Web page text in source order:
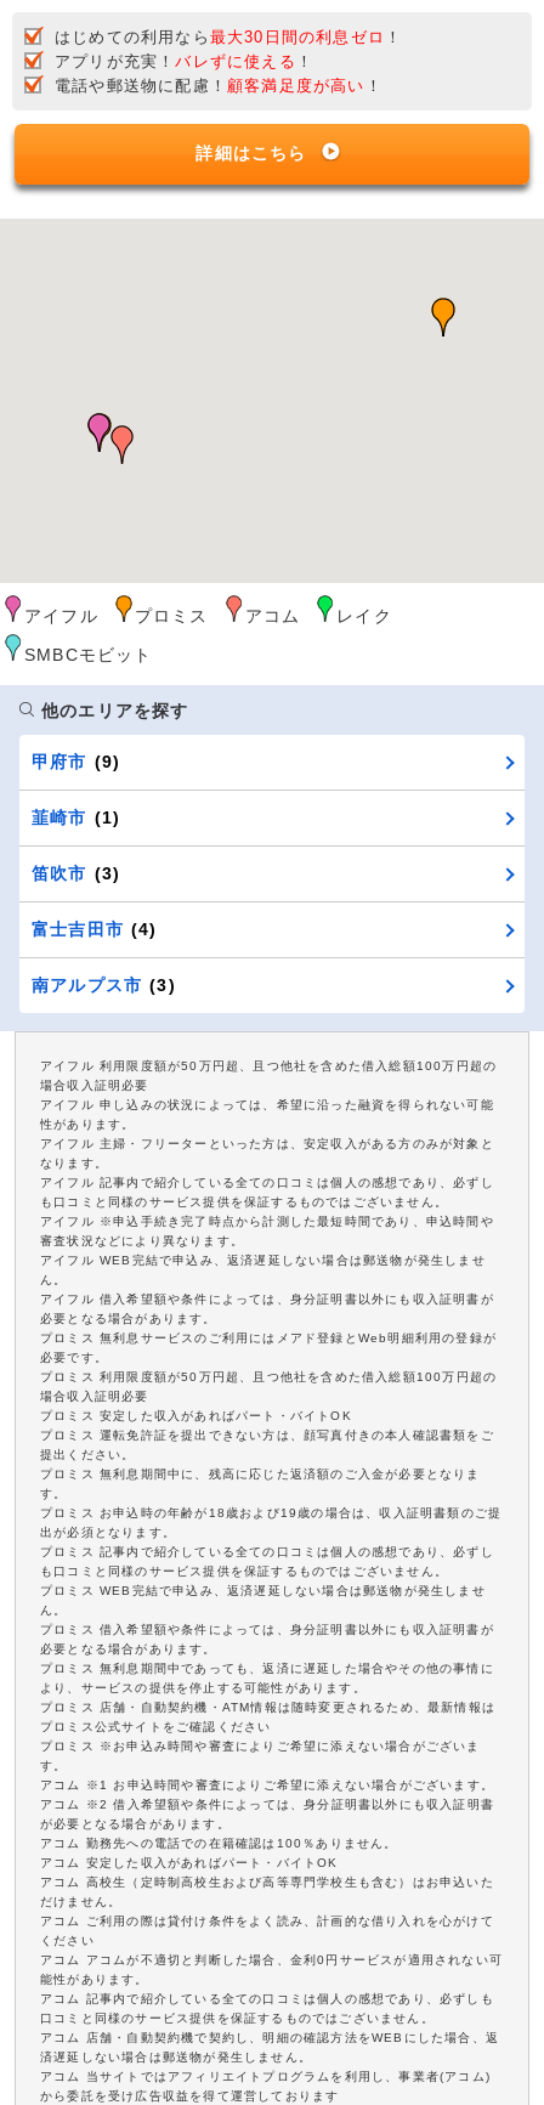
はじめての利用なら 最大30日間の利息ゼロ ！
アプリが充実！バレずに使える ！
電話や郵送物に配慮！ 顧客満足度が高い ！
詳細はこちら
アイフル プロミス アコム
レイク
SMBCモビット
他のエリアを探す
甲府市 (9)
韮崎市 (1)
笛吹市 (3)
富士吉田市 (4)
南アルプス市 (3)
アイフル 利用限度額が50万円超、且つ他社を含めた借入総額100万円超の
場合収入証明必要
アイフル 申し込みの状況によっては、希望に沿った融資を得られない可能
性があります。
アイフル 主婦・フリーターといった方は、安定収入がある方のみが対象と
なります。
アイフル 記事内で紹介している全ての口コミは個人の感想であり、必ずし
も口コミと同様のサービス提供を保証するものではございません。
アイフル ※申込手続き完了時点から計測した最短時間であり、申込時間や
審査状況などにより異なります。
アイフル WEB完結で申込み、返済遅延しない場合は郵送物が発生しませ
ん。
アイフル 借入希望額や条件によっては、身分証明書以外にも収入証明書が
必要となる場合があります。
プロミス 無利息サービスのご利用にはメアド登録とWeb明細利用の登録が
必要です。
プロミス 利用限度額が50万円超、且つ他社を含めた借入総額100万円超の
場合収入証明必要
プロミス 安定した収入があればパート・バイトOK
プロミス 運転免許証を提出できない方は、顔写真付きの本人確認書類をご
提出ください。
プロミス 無利息期間中に、残高に応じた返済額のご入金が必要となりま
す。
プロミス お申込時の年齢が18歳および19歳の場合は、収入証明書類のご提
出が必須となります。
プロミス 記事内で紹介している全ての口コミは個人の感想であり、必ずし
も口コミと同様のサービス提供を保証するものではございません。
プロミス WEB完結で申込み、返済遅延しない場合は郵送物が発生しませ
ん。
プロミス 借入希望額や条件によっては、身分証明書以外にも収入証明書が
必要となる場合があります。
プロミス 無利息期間中であっても、返済に遅延した場合やその他の事情に
より、サービスの提供を停止する可能性があります。
プロミス 店舗・自動契約機・ATM情報は随時変更されるため、最新情報は
プロミス公式サイトをご確認ください
プロミス ※お申込み時間や審査によりご希望に添えない場合がございま
す。
アコム ※1 お申込時間や審査によりご希望に添えない場合がございます。
アコム ※2 借入希望額や条件によっては、身分証明書以外にも収入証明書
が必要となる場合があります。
アコム 勤務先への電話での在籍確認は100％ありません。
アコム 安定した収入があればパート・バイトOK
アコム 高校生（定時制高校生および高等専門学校生も含む）はお申込いた
だけません。
アコム ご利用の際は貸付け条件をよく読み、計画的な借り入れを心がけて
ください
アコム アコムが不適切と判断した場合、金利0円サービスが適用されない可
能性があります。
アコム 記事内で紹介している全ての口コミは個人の感想であり、必ずしも
口コミと同様のサービス提供を保証するものではございません。
アコム 店舗・自動契約機で契約し、明細の確認方法をWEBにした場合、返
済遅延しない場合は郵送物が発生しません。
アコム 当サイトではアフィリエイトプログラムを利用し、事業者(アコム)
から委託を受け広告収益を得て運営しております